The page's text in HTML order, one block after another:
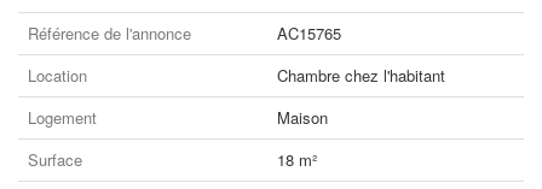
Référence de l'annonce
AC15765
Location
Chambre chez l'habitant
Logement
Maison
Surface
18 m²